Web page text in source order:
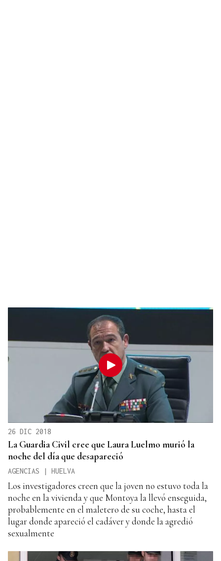
26 DIC 2018
La Guardia Civil cree que Laura Luelmo murió la
noche del día que desapareció
AGENCIAS | HUELVA
Los investigadores creen que la joven no estuvo toda la
noche en la vivienda y que Montoya la llevó enseguida,
probablemente en el maletero de su coche, hasta el
lugar donde apareció el cadáver y donde la agredió
sexualmente